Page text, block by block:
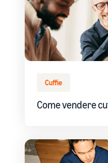
Cuffie
Come vendere